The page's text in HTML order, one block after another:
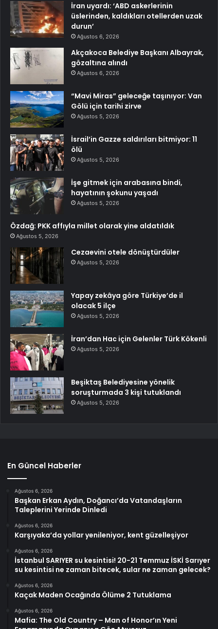
İran uyardı: ‘ABD askerlerinin
üslerinden, kaldıkları otellerden uzak
durun’
Ağustos 6, 2026
Akçakoca Belediye Başkanı Albayrak,
gözaltına alındı
Ağustos 6, 2026
“Mavi Miras” geleceğe taşınıyor: Van
Gölü için tarihi zirve
Ağustos 5, 2026
İsrail’in Gazze saldırıları bitmiyor: 11
ölü
Ağustos 5, 2026
İşe gitmek için arabasına bindi,
hayatının şokunu yaşadı
Ağustos 5, 2026
Özdağ: PKK affıyla millet olarak yine aldatıldık
Ağustos 5, 2026
Cezaevini otele dönüştürdüler
Ağustos 5, 2026
Yapay zekâya göre Türkiye’de il
olacak 5 ilçe
Ağustos 5, 2026
İran’dan Hac için Gelenler Türk Kökenli
Ağustos 5, 2026
Beşiktaş Belediyesine yönelik
soruşturmada 3 kişi tutuklandı
Ağustos 5, 2026
En Güncel Haberler
Ağustos 6, 2026
Başkan Erkan Aydın, Doğancı’da Vatandaşların
Taleplerini Yerinde Dinledi
Ağustos 6, 2026
Karşıyaka’da yollar yenileniyor, kent güzelleşiyor
Ağustos 6, 2026
İstanbul SARIYER su kesintisi! 20-21 Temmuz İSKİ Sarıyer
su kesintisi ne zaman bitecek, sular ne zaman gelecek?
Ağustos 6, 2026
Kaçak Maden Ocağında Ölüme 2 Tutuklama
Ağustos 6, 2026
Mafia: The Old Country – Man of Honor’ın Yeni